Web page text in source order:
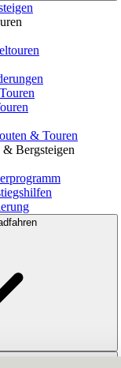
& Touren
Bergsteigen